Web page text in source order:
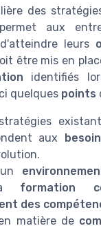
des
aux
leurs
être mis en
identifiés
quelques points
aux
formation
des
matière de